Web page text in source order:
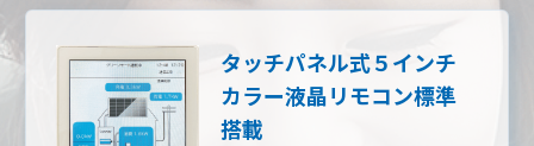
タッチパネル式５インチ
カラー液晶リモコン標準
搭載